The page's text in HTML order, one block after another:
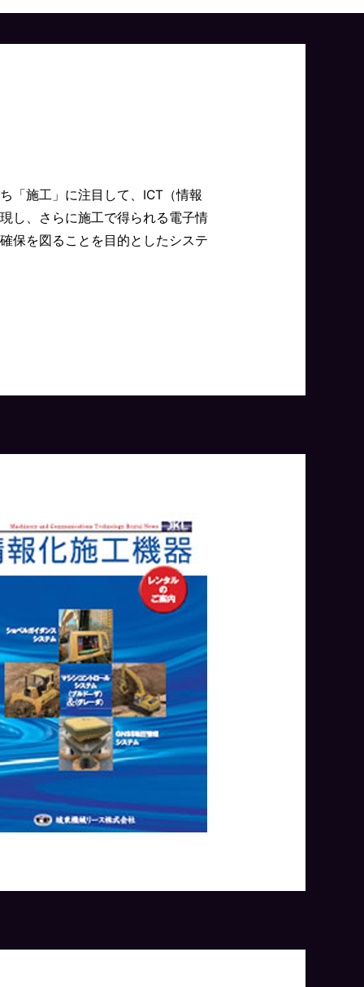
「施工」に注目して、ICT（情報
し、さらに施工で得られる電子情
保を図ることを目的としたシステ